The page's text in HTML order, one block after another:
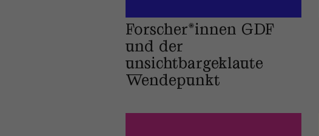
Forscher*innen GDF
und der
unsichtbargeklaute
Wendepunkt